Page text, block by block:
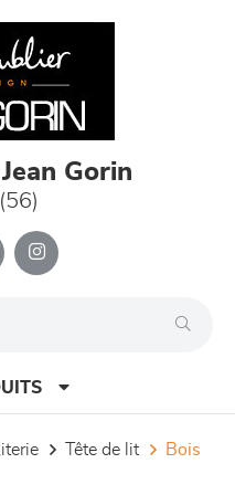
Gorin
literie tête de lit bois